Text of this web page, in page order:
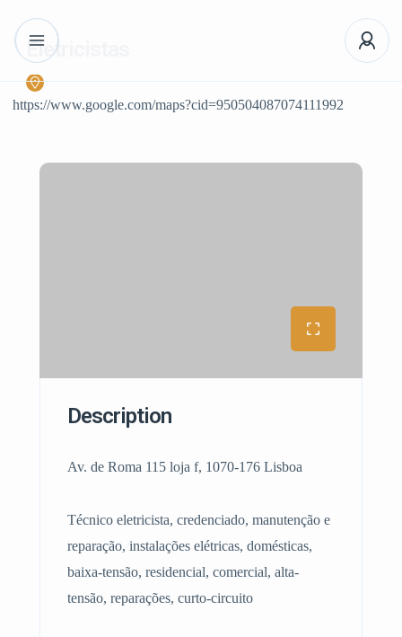
Eletricistas
https://www.google.com/maps?cid=950504087074111992
Description
Av. de Roma 115 loja f, 1070-176 Lisboa
Técnico eletricista, credenciado, manutenção e
reparação, instalações elétricas, domésticas,
baixa-tensão, residencial, comercial, alta-
tensão, reparações, curto-circuito